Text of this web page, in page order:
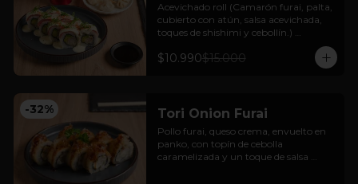
Acevichado roll (Camarón furai, palta,
cubierto con atún, salsa acevichada,
toques de shishimi y cebollín.)
+ bebida en lata + 3 unidades gyozas
de cerdo o pollo
$10.990$15.000
-32% Tori Onion Furai
Pollo furai, queso crema, envuelto en
panko, con topín de cebolla
caramelizada y un toque de salsa